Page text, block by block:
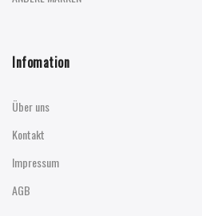
Infomation
Über uns
Kontakt
Impressum
AGB